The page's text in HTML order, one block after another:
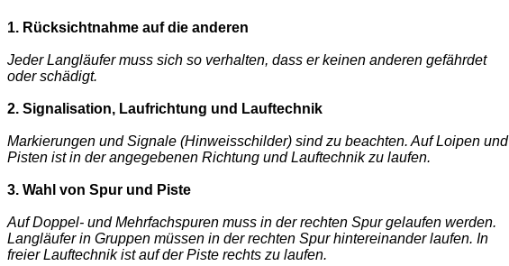
1. Rücksichtnahme auf die anderen
Jeder Langläufer muss sich so verhalten, dass er keinen anderen gefährdet
oder schädigt.
2. Signalisation, Laufrichtung und Lauftechnik
Markierungen und Signale (Hinweisschilder) sind zu beachten. Auf Loipen und
Pisten ist in der angegebenen Richtung und Lauftechnik zu laufen.
3. Wahl von Spur und Piste
Auf Doppel- und Mehrfachspuren muss in der rechten Spur gelaufen werden.
Langläufer in Gruppen müssen in der rechten Spur hintereinander laufen. In
freier Lauftechnik ist auf der Piste rechts zu laufen.